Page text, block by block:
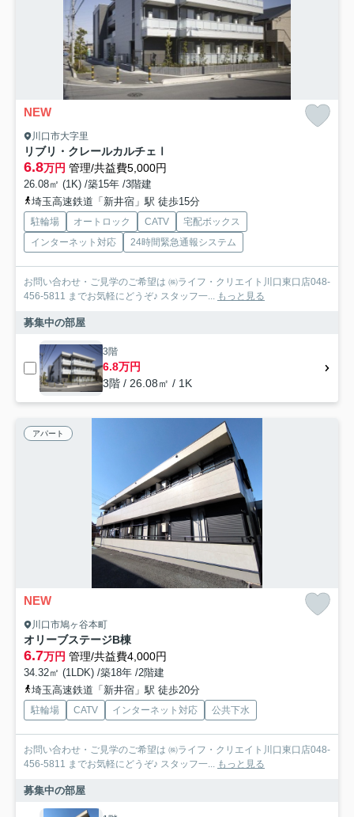
NEW
川口市大字里
リブリ・クレールカルチェⅠ
6.8万円 管理/共益費5,000円
26.08㎡ (1K) /築15年 /3階建
埼玉高速鉄道「新井宿」駅 徒歩15分
駐輪場 オートロック CATV
宅配ボックス
インターネット対応
24時間緊急通報システム
お問い合わせ・ご見学のご希望は ㈱ライフ・クリエイト川口東口店048-
456-5811 までお気軽にどうぞ♪ スタッフ一... もっと見る
募集中の部屋
3階
6.8万円
3階 / 26.08㎡ / 1K
アパート
NEW
川口市鳩ヶ谷本町
オリーブステージB棟
6.7万円 管理/共益費4,000円
34.32㎡ (1LDK) /築18年 /2階建
埼玉高速鉄道「新井宿」駅 徒歩20分
駐輪場 CATV インターネット対応 公共下水
お問い合わせ・ご見学のご希望は ㈱ライフ・クリエイト川口東口店048-
456-5811 までお気軽にどうぞ♪ スタッフ一... もっと見る
募集中の部屋